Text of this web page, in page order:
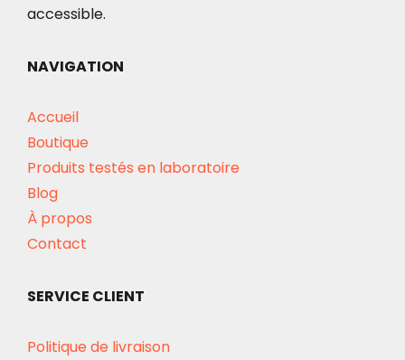
accessible.
NAVIGATION
Accueil
Boutique
Produits testés en laboratoire
Blog
À propos
Contact
SERVICE CLIENT
Politique de livraison